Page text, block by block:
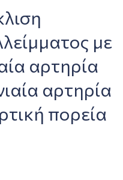
με
αρτηρία
αρτηρία
πορεία